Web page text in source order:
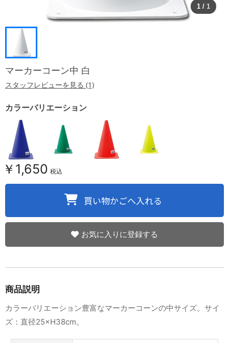
1 / 1
マーカーコーン中 白
スタッフレビューを見る (1)
カラーバリエーション
￥1,650 税込
お気に入りに登録する
商品説明
カラーバリエーション豊富なマーカーコーンの中サイズ。サイ
ズ：直径25×H38cm。